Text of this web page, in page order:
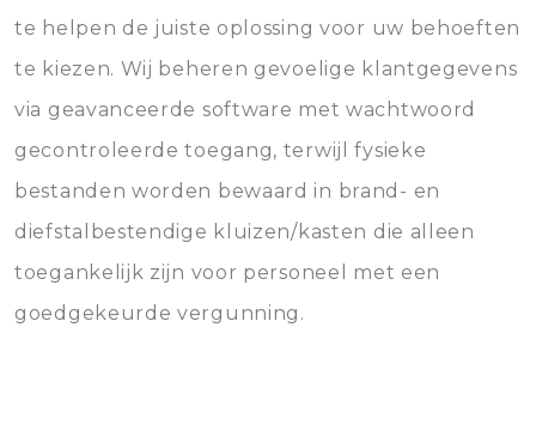
te helpen de juiste oplossing voor uw behoeften
te kiezen. Wij beheren gevoelige klantgegevens
via geavanceerde software met wachtwoord
gecontroleerde toegang, terwijl fysieke
bestanden worden bewaard in brand- en
diefstalbestendige kluizen/kasten die alleen
toegankelijk zijn voor personeel met een
goedgekeurde vergunning.